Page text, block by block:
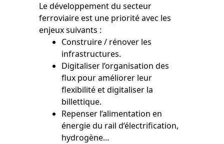
Le développement du secteur
ferroviaire est une priorité avec les
enjeux suivants :
Construire / rénover les
infrastructures.
Digitaliser l’organisation des
flux pour améliorer leur
flexibilité et digitaliser la
billettique.
Repenser l’alimentation en
énergie du rail d‘électrification,
hydrogène...